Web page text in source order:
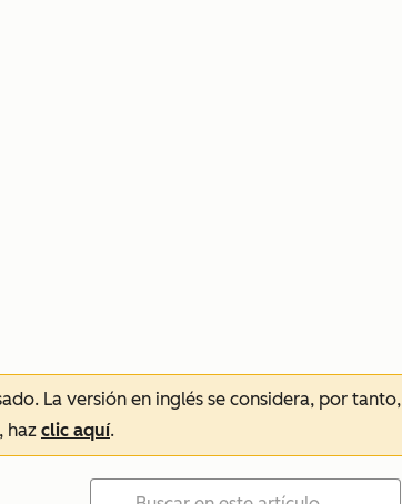
La versión en inglés se considera, por tanto,
haz clic aquí.